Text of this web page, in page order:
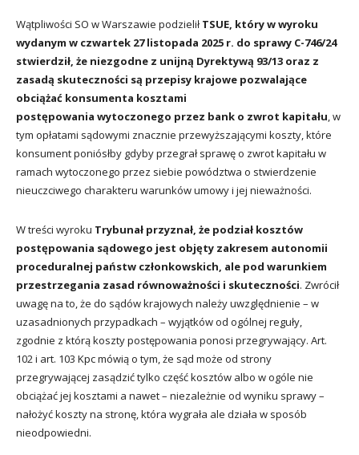
Wątpliwości SO w Warszawie podzieliłTSUE, który w wyroku
wydanym w czwartek 27 listopada 2025 r. do sprawy C-746/24
stwierdził, że niezgodne z unijną Dyrektywą 93/13 oraz z
zasadą skuteczności są przepisy krajowe pozwalające
obciążać konsumenta kosztami
postępowania wytoczonego przez bank o zwrot kapitału, w
tym opłatami sądowymi znacznie przewyższającymi koszty, które
konsument poniósłby gdyby przegrał sprawę o zwrot kapitału w
ramach wytoczonego przez siebie powództwa o stwierdzenie
nieuczciwego charakteru warunków umowy i jej nieważności.
W treści wyroku Trybunał przyznał, że podział kosztów
postępowania sądowego jest objęty zakresem autonomii
proceduralnej państw członkowskich, ale pod warunkiem
przestrzegania zasad równoważności i skuteczności. Zwrócił
uwagę na to, że do sądów krajowych należy uwzględnienie – w
uzasadnionych przypadkach – wyjątków od ogólnej reguły,
zgodnie z którą koszty postępowania ponosi przegrywający. Art.
102 i art. 103 Kpc mówią o tym, że sąd może od strony
przegrywającej zasądzić tylko część kosztów albo w ogóle nie
obciążać jej kosztami a nawet – niezależnie od wyniku sprawy –
nałożyć koszty na stronę, która wygrała ale działa w sposób
nieodpowiedni.